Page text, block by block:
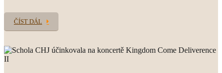
ČÍST DÁL